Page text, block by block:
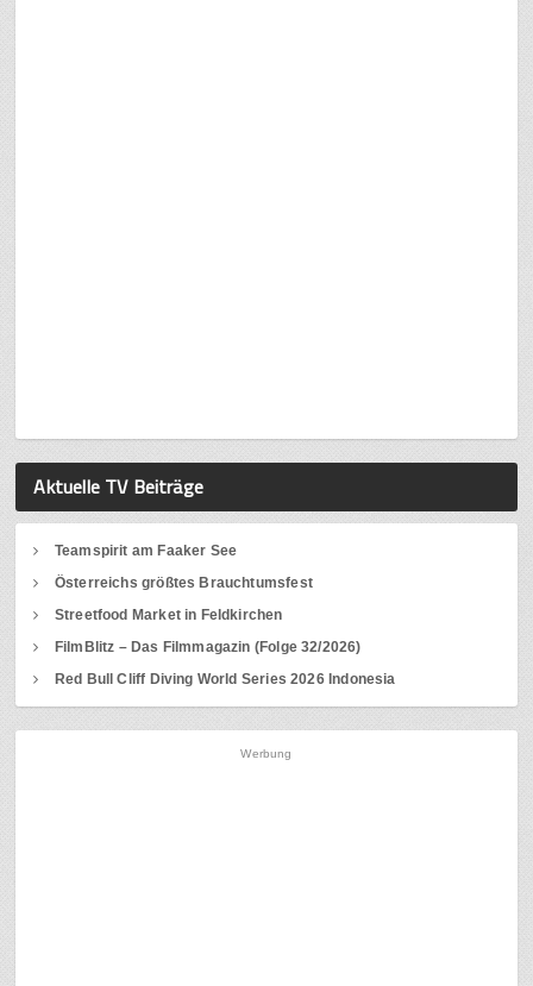
Aktuelle TV Beiträge
Teamspirit am Faaker See
Österreichs größtes Brauchtumsfest
Streetfood Market in Feldkirchen
FilmBlitz – Das Filmmagazin (Folge 32/2026)
Red Bull Cliff Diving World Series 2026 Indonesia
Werbung